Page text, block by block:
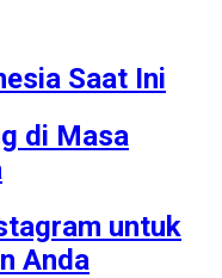
Saat Ini
di Masa
untuk
Anda